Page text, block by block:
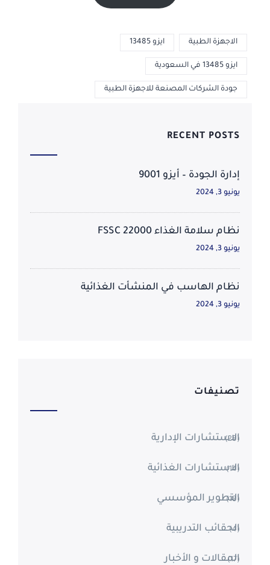
الاجهزة الطبية ايزو 13485
ايزو 13485 في السعودية
جودة الشركات المصنعة للاجهزة الطبية
RECENT POSTS
إدارة الجودة – أيزو 9001
يونيو 3, 2024
نظام سلامة الغذاء FSSC 22000
يونيو 3, 2024
نظام الهاسب في المنشأت الغذائية
يونيو 3, 2024
تصنيفات
الاستشارات الإدارية(28)
الاستشارات الغذائية(14)
التطوير المؤسسي(18)
الحقائب التدريبية(4)
المقالات و الأخبار(17)